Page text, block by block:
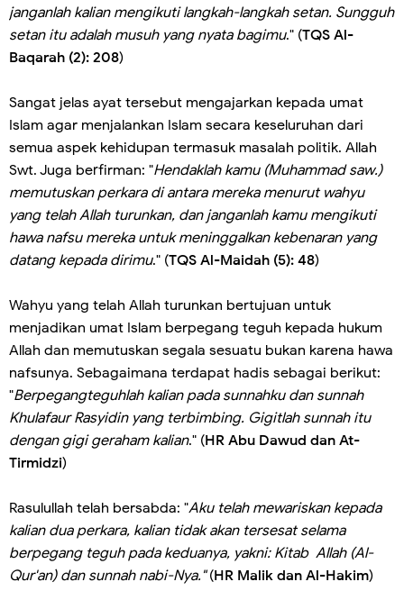
janganlah kalian mengikuti langkah-langkah setan. Sungguh
setan itu adalah musuh yang nyata bagimu." (TQS Al-
Baqarah (2): 208)
Sangat jelas ayat tersebut mengajarkan kepada umat
Islam agar menjalankan Islam secara keseluruhan dari
semua aspek kehidupan termasuk masalah politik. Allah
Swt. Juga berfirman: "Hendaklah kamu (Muhammad saw.)
memutuskan perkara di antara mereka menurut wahyu
yang telah Allah turunkan, dan janganlah kamu mengikuti
hawa nafsu mereka untuk meninggalkan kebenaran yang
datang kepada dirimu." (TQS Al-Maidah (5): 48)
Wahyu yang telah Allah turunkan bertujuan untuk
menjadikan umat Islam berpegang teguh kepada hukum
Allah dan memutuskan segala sesuatu bukan karena hawa
nafsunya. Sebagaimana terdapat hadis sebagai berikut:
"Berpegangteguhlah kalian pada sunnahku dan sunnah
Khulafaur Rasyidin yang terbimbing. Gigitlah sunnah itu
dengan gigi geraham kalian." (HR Abu Dawud dan At-
Tirmidzi)
Rasulullah telah bersabda: "Aku telah mewariskan kepada
kalian dua perkara, kalian tidak akan tersesat selama
berpegang teguh pada keduanya, yakni: Kitab Allah (Al-
Qur'an) dan sunnah nabi-Nya."(HR Malik dan Al-Hakim)